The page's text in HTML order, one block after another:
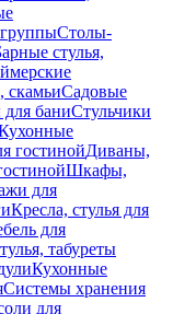
Столы-
стулья,
скамьиСадовые
для баниСтульчики
гостинойДиваны,
Шкафы,
для
Кресла, стулья для
для
табуреты
Кухонные
Системы хранения
для